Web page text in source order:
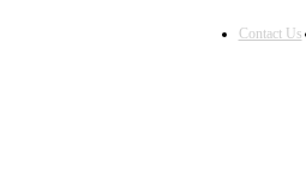
Contact Us